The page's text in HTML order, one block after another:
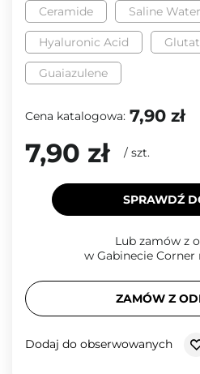
Ceramide Saline Water
Hyaluronic Acid
Guaiazulene
Cena katalogowa: 7,90 zł
7,90 zł / szt.
SPRAWDŹ
Lub zamów z
w Gabinecie Corner
ZAMÓW Z
Dodaj do obserwowanych